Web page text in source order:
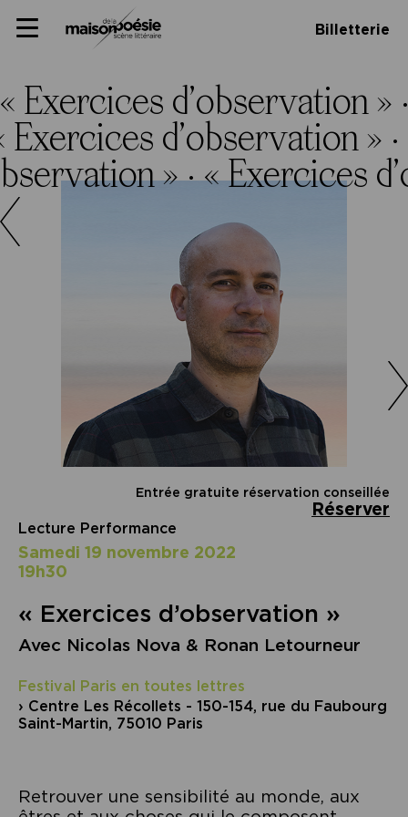
Panneau de gestion des cookies
to
Primary
Billetterie
« Exercices d’observation »
Exercices d’observation » ·
» ·« Exercices
Entrée gratuite réservation conseillée
Réserver
Lecture Performance
samedi 19 novembre 2022
19h30
« Exercices d’observation »
Avec Nicolas Nova & Ronan Letourneur
Festival Paris en toutes lettres
› Centre Les Récollets - 150-154, rue du Faubourg
Saint-Martin, 75010 Paris
Retrouver une sensibilité au monde, aux